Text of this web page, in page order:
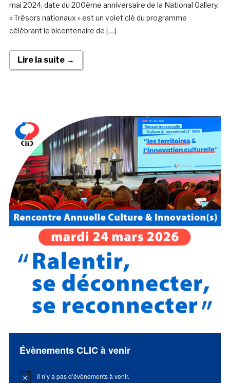
mai 2024, date du 200ème anniversaire de la National Gallery.
« Trésors nationaux » est un volet clé du programme
célébrant le bicentenaire de […]
Lire la suite →
Évènements CLIC à venir
Notice Il n’y a pas d’évènements à venir.